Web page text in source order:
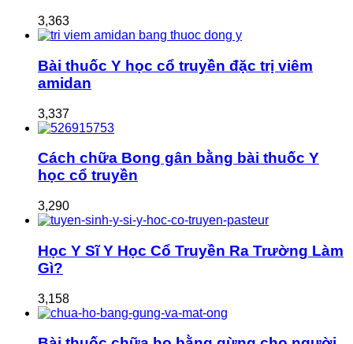
3,363
Bài thuốc Y học cổ truyền đặc trị viêm
amidan
3,337
Cách chữa Bong gân bằng bài thuốc Y
học cổ truyền
3,290
Học Y Sĩ Y Học Cổ Truyền Ra Trường Làm
Gì?
3,158